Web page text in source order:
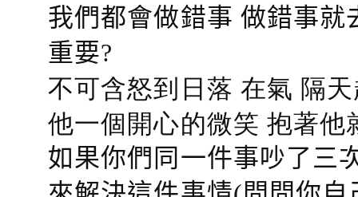
我們都會做錯事 做錯事
重要?
不可含怒到日落 在氣 隔
他一個開心的微笑 抱著他
如果你們同一件事吵了三